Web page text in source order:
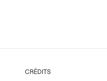
CRÉDITS